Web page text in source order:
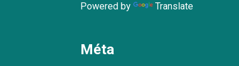
Powered by Translate
Méta